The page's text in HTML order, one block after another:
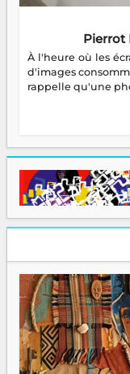
Pierrot
À l'heure où les
d'images
rappelle qu'une